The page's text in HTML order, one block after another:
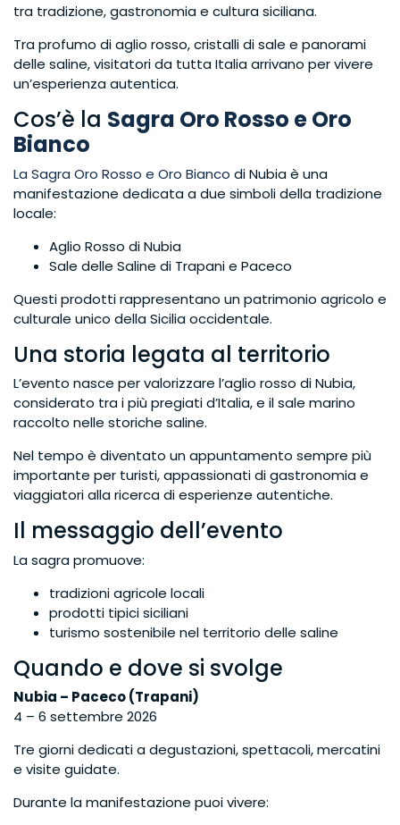
tra tradizione, gastronomia e cultura siciliana.
Tra profumo di aglio rosso, cristalli di sale e panorami
delle saline, visitatori da tutta Italia arrivano per vivere
un’esperienza autentica.
Cos’è la Sagra Oro Rosso e Oro
Bianco
La Sagra Oro Rosso e Oro Bianco di Nubia è una
manifestazione dedicata a due simboli della tradizione
locale:
Aglio Rosso di Nubia
Sale delle Saline di Trapani e Paceco
Questi prodotti rappresentano un patrimonio agricolo e
culturale unico della Sicilia occidentale.
Una storia legata al territorio
L’evento nasce per valorizzare l’aglio rosso di Nubia,
considerato tra i più pregiati d’Italia, e il sale marino
raccolto nelle storiche saline.
Nel tempo è diventato un appuntamento sempre più
importante per turisti, appassionati di gastronomia e
viaggiatori alla ricerca di esperienze autentiche.
Il messaggio dell’evento
La sagra promuove:
tradizioni agricole locali
prodotti tipici siciliani
turismo sostenibile nel territorio delle saline
Quando e dove si svolge
Nubia – Paceco (Trapani)
4 – 6 settembre 2026
Tre giorni dedicati a degustazioni, spettacoli, mercatini
e visite guidate.
Durante la manifestazione puoi vivere: